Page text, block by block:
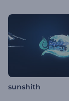
sunshith